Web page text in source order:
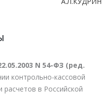
N 54-ФЗ (ред.
контрольно-кассовой
расчетов в Российской